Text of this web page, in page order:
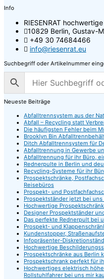
Info
RIESENRAT
10829 Berlin, Gustav-
+49 30 74684466
info@riesenrat.eu
Suchbegriff oder Artikelnummer
Neueste Beiträge
Abfalltrennsystem aus der
Abfall – Recycling statt
Die häufigsten Fehler beim
Brooklyn Bin
Ditch Abfalltrennsystem für
Abfalltrennung in Gewerbe
Abfalltrennung für ihr Büro,
Rednerpulte in Berlin und
Recycling-Systeme für ihr
Prospektschränke,
Reisebüros
Prospekt- und
Prospektständer jetzt bei
Hochwertige
Designer Prospektständer
Das perfekte Rednerpult bei
Prospekt- und
Kundenstopper,
Infopräsenter-
Hochwertige
Prospektschränke aus Berlin
Prospektschrank perfekt für
Hochwertiges elektrisch
Rollstuhlfahrer bei uns mir